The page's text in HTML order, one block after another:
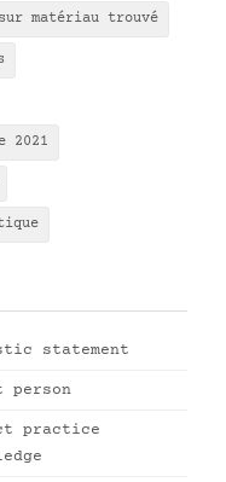
matériau trouvé
2021
statement
practice